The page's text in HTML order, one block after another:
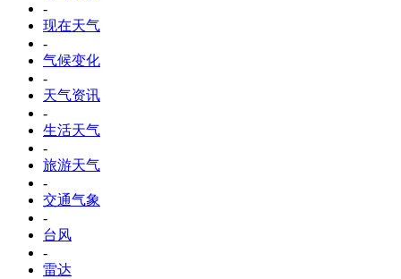
-
现在天气
-
气候变化
-
天气资讯
-
生活天气
-
旅游天气
-
交通气象
-
台风
-
雷达